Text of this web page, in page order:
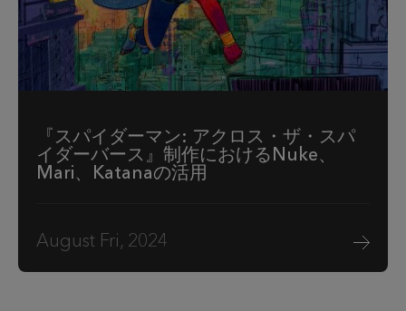
『スパイダーマン: アクロス・ザ・スパ
イダーバース』制作におけるNuke、
Mari、Katanaの活用
August Fri, 2024